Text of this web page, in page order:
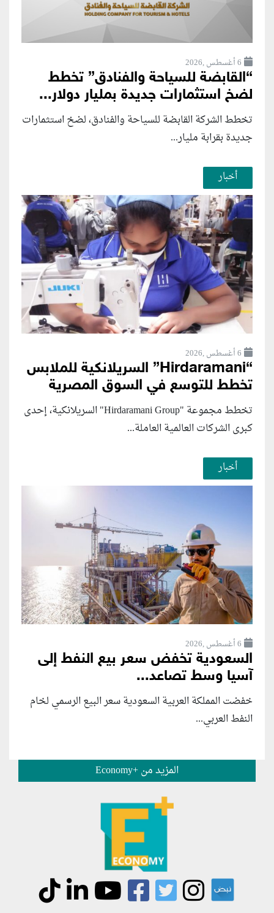
6 أغسطس ,2026
“القابضة للسياحة والفنادق” تخطط
لضخ استثمارات جديدة بمليار دولار...
تخطط الشركة القابضة للسياحة والفنادق، لضخ استثمارات
جديدة بقرابة مليار...
أخبار
6 أغسطس ,2026
“Hirdaramani” السريلانكية للملابس
تخطط للتوسع في السوق المصرية
تخطط مجموعة "Hirdaramani Group" السريلانكية، إحدى
كبرى الشركات العالمية العاملة...
أخبار
6 أغسطس ,2026
السعودية تخفض سعر بيع النفط إلى
آسيا وسط تصاعد...
خفضت المملكة العربية السعودية سعر البيع الرسمي لخام
النفط العربي...
المزيد من +Economy